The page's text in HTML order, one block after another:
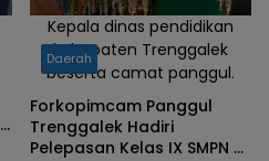
Kepala dinas pendidikan
kabupaten Trenggalek
beserta camat panggul.
Daerah
Forkopimcam Panggul
Trenggalek Hadiri
Pelepasan Kelas IX SMPN 2